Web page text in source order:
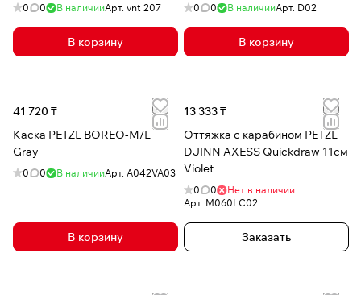
0 0 В наличииАрт. vnt 207
В корзину
0 0 В наличииАрт. D02
В корзину
41 720 ₸
Каска PETZL BOREO-M/L
Gray
0 0 В наличииАрт. A042VA03
В корзину
13 333 ₸
Оттяжка с карабином PETZL
DJINN AXESS Quickdraw 11см
Violet
0 0
Нет в наличии
Арт. M060LC02
Заказать